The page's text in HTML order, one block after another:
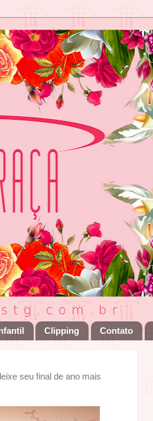
Clipping Contato
seu final de ano mais